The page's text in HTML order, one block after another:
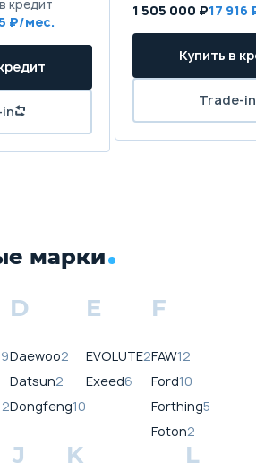
1 505 000 ₽17 916
марки
D
Daewoo2
Datsun2
Dongfeng10
E
EVOLUTE2
Exeed6
F
FAW12
Ford10
Forthing5
Foton2
J K L